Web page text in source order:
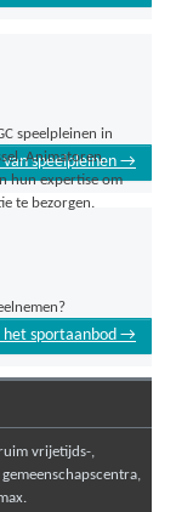
speelpleinen in
Animatoren,
hun expertise om
te bezorgen.
van speelpleinen →
het sportaanbod →
vrijetijds-,